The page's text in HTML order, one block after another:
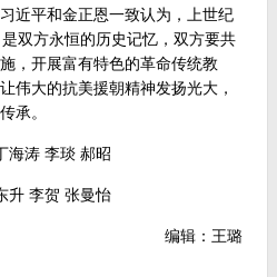
近平和金正恩一致认为，上世纪
双方永恒的历史记忆，双方要共
，开展富有特色的革命传统教
伟大的抗美援朝精神发扬光大，
承。
海涛 李琰 郝昭
升 李贺 张曼怡
编辑：王璐